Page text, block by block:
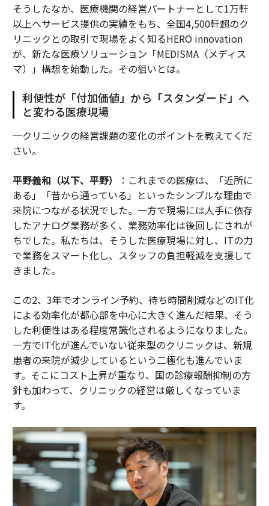
そうしたなか、医療機関の経営パートナーとして1万軒
以上へサービス提供の実績をもち、全国4,500軒超のク
リニックとの取引で現場をよく知るHERO innovation
が、新たな医療ソリューション「MEDISMA（メディス
マ）」構想を始動した。その狙いとは。
利便性が「付加価値」から「スタンダード」へ
と変わる医療現場
─クリニックの経営課題の変化のポイントを教えてくだ
さい。
平野義和（以下、平野）
：これまでの医療は、「近所に
ある」「昔から通っている」といったシンプルな理由で
来院につながる状況でした。一方で現場には人手に依存
したアナログ業務が多く、業務効率化は後回しにされが
ちでした。私たちは、そうした医療現場に対し、ITの力
で業務をスマート化し、スタッフの負担軽減を支援して
きました。
この2、3年でオンライン予約、待ち時間削減などのIT化
による効率化が都心部を中心に大きく進んだ結果、そう
した利便性はある程度常識化されるようになりました。
一方でIT化が進んでいない従来型のクリニックは、新規
患者の来院が減少しているという二極化も進んでいま
す。そこにコスト上昇が重なり、国の診療報酬抑制の方
針も加わって、クリニックの経営は厳しくなっていま
す。